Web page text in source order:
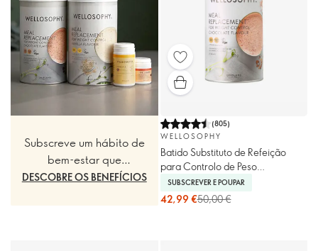
Subscreve um hábito de
bem-estar que
recompensa
DESCOBRE OS BENEFÍCIOS
(805)
WELLOSOPHY
Batido Substituto de Refeição
para Controlo de Peso
Wellosophy - Chocolate
SUBSCREVER E POUPAR
42,99 €50,00 €